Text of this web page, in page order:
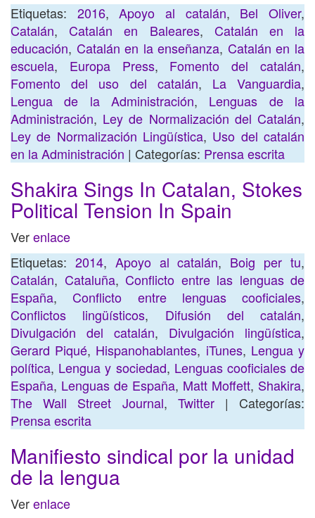
Etiquetas: 2016,Apoyo al catalán, Bel Oliver,
Catalán,Catalán en Baleares, Catalán en la
educación, Catalán en la enseñanza, Catalán en la
escuela, Europa Press, Fomento del catalán,
Fomento del uso del catalán, La Vanguardia,
Lengua de la Administración, Lenguas de la
Administración, Ley de Normalización del Catalán,
Ley de Normalización Lingüística, Uso del catalán
en la Administración | Categorías: Prensa escrita
Shakira Sings In Catalan, Stokes
Political Tension In Spain
Verenlace
Etiquetas: 2014, Apoyo al catalán, Boig per tu,
Catalán, Cataluña, Conflicto entre las lenguas de
España,Conflicto entre lenguas cooficiales,
Conflictos lingüísticos, Difusión del catalán,
Divulgación del catalán, Divulgación lingüística,
Gerard Piqué, Hispanohablantes, iTunes, Lengua y
política, Lengua y sociedad, Lenguas cooficiales de
España, Lenguas de España, Matt Moffett, Shakira,
The Wall Street Journal, Twitter| Categorías:
Prensa escrita
Manifiesto sindical por la unidad
de la lengua
Verenlace